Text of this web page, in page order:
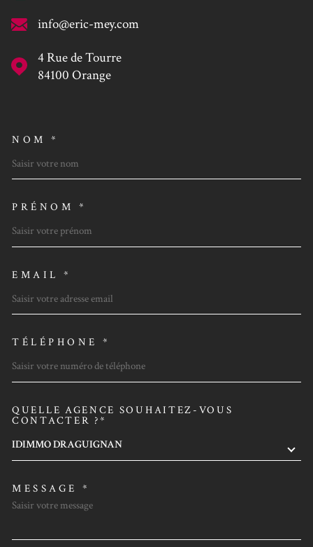
info@eric-mey.com
4 Rue de Tourre
84100
Orange
NOM *
PRÉNOM *
EMAIL *
TÉLÉPHONE *
QUELLE AGENCE SOUHAITEZ-VOUS
CONTACTER ?*
IDIMMO DRAGUIGNAN
MESSAGE *